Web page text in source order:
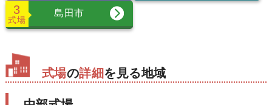
50
3
式場
島田市
式場の詳細 を見る地域